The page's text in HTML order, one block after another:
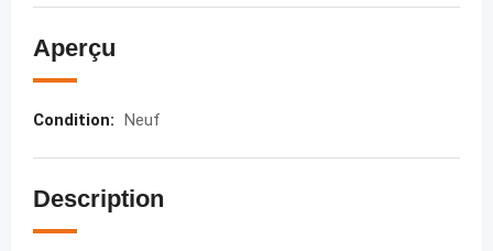
Aperçu
Condition: Neuf
Description